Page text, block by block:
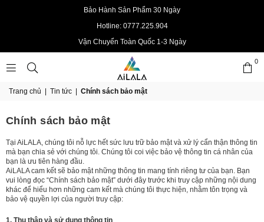
Bảo Hành Sản Phẩm 30 Ngày
Hotline: 0777.225.904
Vận Chuyển Toàn Quốc 1-3 Ngày
AILALAOFFICIAL
0
Trang chủ Tin tức Chính sách bảo mật
Chính sách bảo mật
Tại AiLALA, chúng tôi nỗ lực hết sức lưu trữ bảo mật và xử lý cẩn thận thông tin
mà bạn chia sẻ với chúng tôi. Chúng tôi coi việc bảo vệ thông tin cá nhân của
bạn là ưu tiên hàng đầu.
AiLALA cam kết sẽ bảo mật những thông tin mang tính riêng tư của bạn. Bạn
vui lòng đọc “Chính sách bảo mật” dưới đây trước khi truy cập những nội dung
khác để hiểu hơn những cam kết mà chúng tôi thực hiện, nhằm tôn trọng và
bảo vệ quyền lợi của người truy cập:
1. Thu thập và sử dụng thông tin